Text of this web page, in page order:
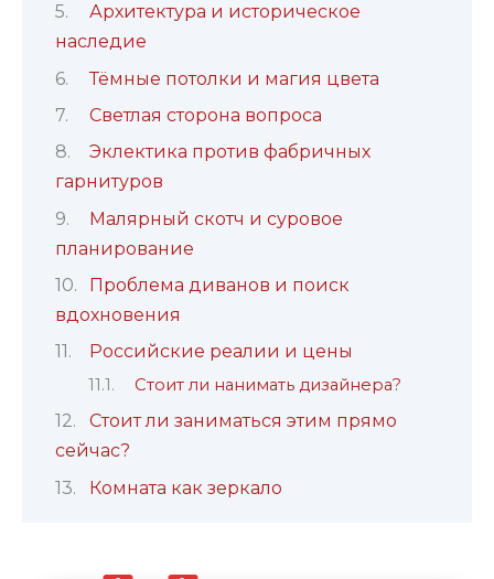
Архитектура и историческое
наследие
Тёмные потолки и магия цвета
Светлая сторона вопроса
Эклектика против фабричных
гарнитуров
Малярный скотч и суровое
планирование
Проблема диванов и поиск
вдохновения
Российские реалии и цены
Стоит ли нанимать дизайнера?
Стоит ли заниматься этим прямо
сейчас?
Комната как зеркало